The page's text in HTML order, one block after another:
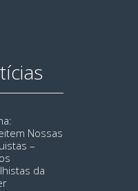
Nossas
–
da